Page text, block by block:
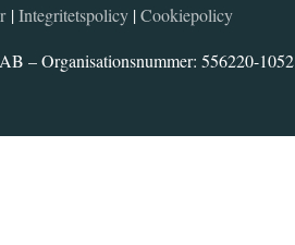
|Integritetspolicy |Cookiepolicy
– Organisationsnummer: 556220-1052